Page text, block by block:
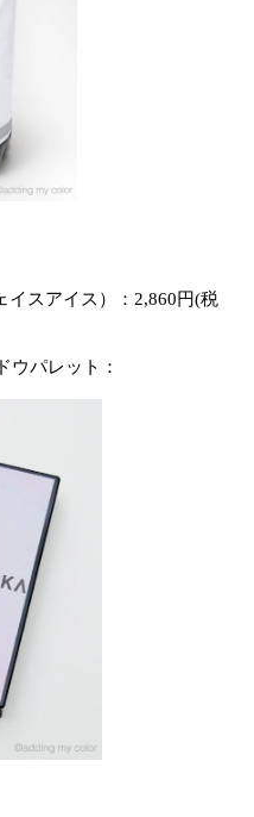
スアイス）：2,860円(税
ウパレット：